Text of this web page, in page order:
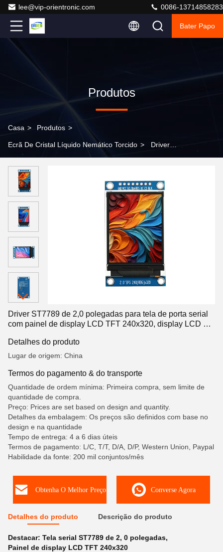
lee@vip-orientronic.com 0086-13714858283
Bater Papo
Produtos
Casa > Produtos >
Ecrã De Cristal Líquido Nemático Torcido > Driver
painel de display LCD TFT 240x320, display LCD de
segmento, LCD de segmento
Driver ST7789 de 2,0 polegadas para tela de porta serial
com painel de display LCD TFT 240x320, display LCD de
Detalhes do produto
Lugar de origem: China
Termos do pagamento & do transporte
Quantidade de ordem mínima: Primeira compra, sem limite de
quantidade de compra.
Preço: Prices are set based on design and quantity.
Detalhes da embalagem: Os preços são definidos com base no
design e na quantidade
Tempo de entrega: 4 a 6 dias úteis
Termos de pagamento: L/C, T/T, D/A, D/P, Western Union, Paypal
Habilidade da fonte: 200 mil conjuntos/mês
Obtenha O Melhor Preço Converse Agora
Detalhes do produto Descrição do produto
Destacar: Tela serial ST7789 de 2, 0 polegadas,
Painel de display LCD TFT 240x320